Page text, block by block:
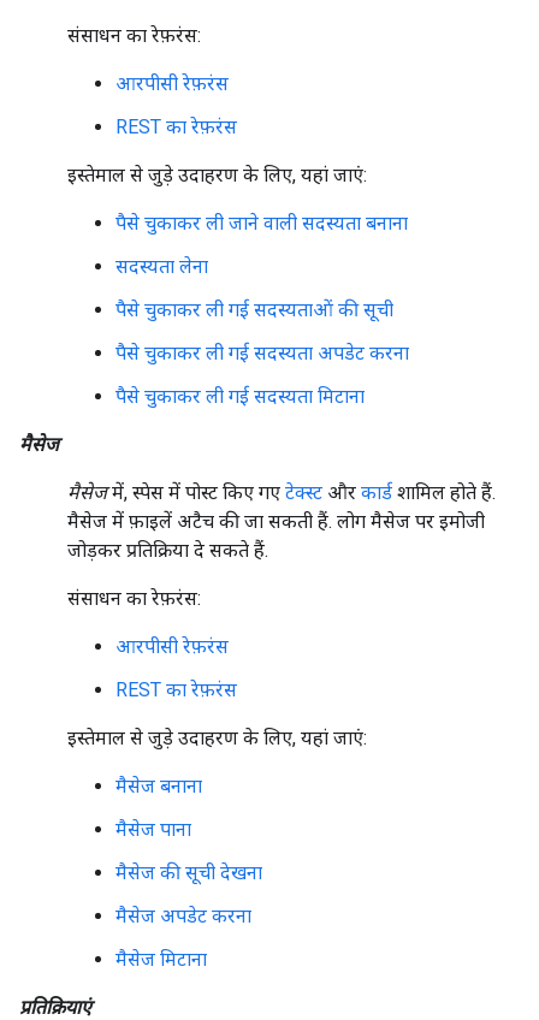
संसाधन का रेफ़रंस:
आरपीसी रेफ़रंस
REST का रेफ़रंस
इस्तेमाल से जुड़े उदाहरण के लिए, यहां जाएं:
पैसे चुकाकर ली जाने वाली सदस्यता बनाना
सदस्यता लेना
पैसे चुकाकर ली गई सदस्यताओं की सूची
पैसे चुकाकर ली गई सदस्यता अपडेट करना
पैसे चुकाकर ली गई सदस्यता मिटाना
मैसेज
मैसेजमें, स्पेस में पोस्ट किए गए टेक्स्ट और कार्ड शामिल होते हैं.
मैसेज में फ़ाइलें अटैच की जा सकती हैं. लोग मैसेज पर इमोजी
जोड़कर प्रतिक्रिया दे सकते हैं.
संसाधन का रेफ़रंस:
आरपीसी रेफ़रंस
REST का रेफ़रंस
इस्तेमाल से जुड़े उदाहरण के लिए, यहां जाएं:
मैसेज बनाना
मैसेज पाना
मैसेज की सूची देखना
मैसेज अपडेट करना
मैसेज मिटाना
प्रतिक्रियाएं